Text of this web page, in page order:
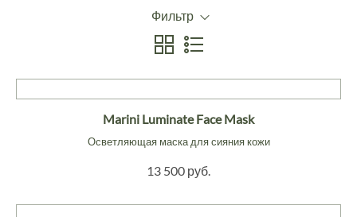
Фильтр
Marini Luminate Face Mask
Осветляющая маска для сияния кожи
13 500 руб.